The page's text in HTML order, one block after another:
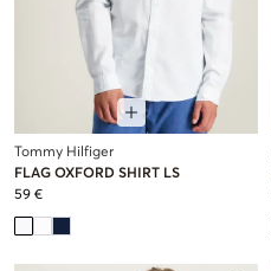
Tommy Hilfiger
FLAG OXFORD SHIRT LS
59 €